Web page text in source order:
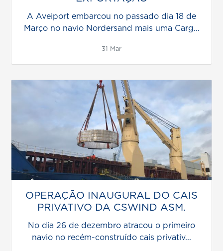
A Aveiport embarcou no passado dia 18 de
Março no navio Nordersand mais uma Carg...
31 Mar
OPERAÇÃO INAUGURAL DO CAIS
PRIVATIVO DA CSWIND ASM.
No dia 26 de dezembro atracou o primeiro
navio no recém-construído cais privativ...